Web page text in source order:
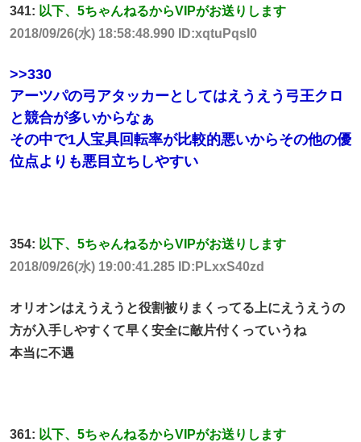
341: 以下、5ちゃんねるからVIPがお送りします
2018/09/26(水) 18:58:48.990 ID:xqtuPqsI0
>>330
アーツパの弓アタッカーとしてはえうえう弓王クロ
と競合が多いからなぁ
その中で1人宝具回転率が比較的悪いからその他の優
位点よりも悪目立ちしやすい
354: 以下、5ちゃんねるからVIPがお送りします
2018/09/26(水) 19:00:41.285 ID:PLxxS40zd
オリオンはえうえうと役割被りまくってる上にえうえうの
方が入手しやすくて早く安全に敵片付くっていうね
本当に不遇
361: 以下、5ちゃんねるからVIPがお送りします